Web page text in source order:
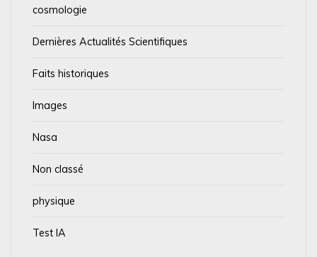
cosmologie
Dernières Actualités Scientifiques
Faits historiques
Images
Nasa
Non classé
physique
Test IA